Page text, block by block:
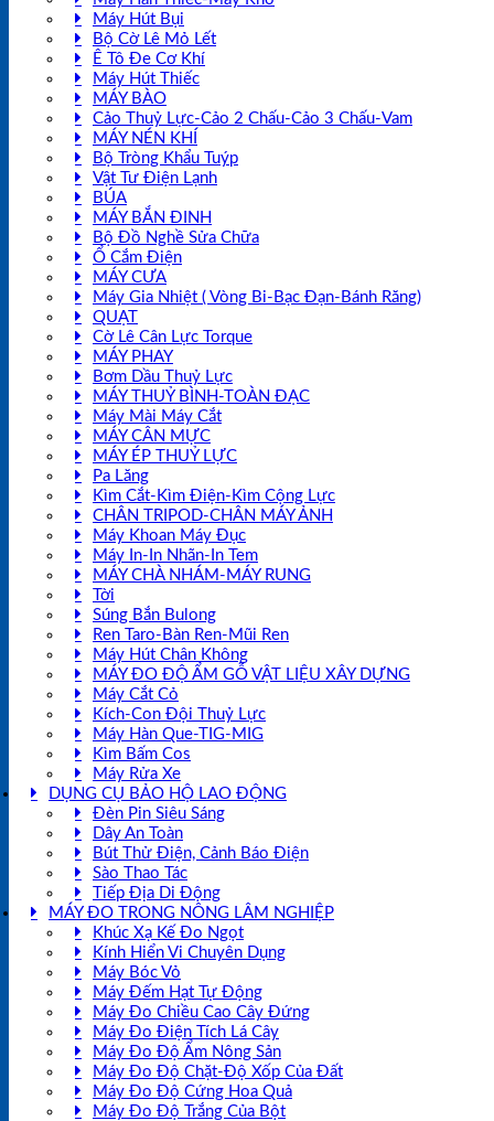
Máy Hút Bụi
Bộ Cờ Lê Mỏ Lết
Ê Tô Đe Cơ Khí
Máy Hút Thiếc
MÁY BÀO
Cảo Thuỷ Lực-Cảo 2 Chấu-Cảo 3 Chấu-Vam
MÁY NÉN KHÍ
Bộ Tròng Khẩu Tuýp
Vật Tư Điện Lạnh
BÚA
MÁY BẮN ĐINH
Bộ Đồ Nghề Sửa Chữa
Ổ Cắm Điện
MÁY CƯA
Máy Gia Nhiệt ( Vòng Bi-Bạc Đạn-Bánh Răng)
QUẠT
Cờ Lê Cân Lực Torque
MÁY PHAY
Bơm Dầu Thuỷ Lực
MÁY THUỶ BÌNH-TOÀN ĐẠC
Máy Mài Máy Cắt
MÁY CÂN MỰC
MÁY ÉP THUỶ LỰC
Pa Lăng
Kìm Cắt-Kìm Điện-Kìm Cộng Lực
CHÂN TRIPOD-CHÂN MÁY ẢNH
Máy Khoan Máy Đục
Máy In-In Nhãn-In Tem
MÁY CHÀ NHÁM-MÁY RUNG
Tời
Súng Bắn Bulong
Ren Taro-Bàn Ren-Mũi Ren
Máy Hút Chân Không
MÁY ĐO ĐỘ ẨM GỖ VẬT LIỆU XÂY DỰNG
Máy Cắt Cỏ
Kích-Con Đội Thuỷ Lực
Máy Hàn Que-TIG-MIG
Kìm Bấm Cos
Máy Rửa Xe
DỤNG CỤ BẢO HỘ LAO ĐỘNG
Đèn Pin Siêu Sáng
Dây An Toàn
Bút Thử Điện, Cảnh Báo Điện
Sào Thao Tác
Tiếp Địa Di Động
MÁY ĐO TRONG NÔNG LÂM NGHIỆP
Khúc Xạ Kế Đo Ngọt
Kính Hiển Vi Chuyên Dụng
Máy Bóc Vỏ
Máy Đếm Hạt Tự Động
Máy Đo Chiều Cao Cây Đứng
Máy Đo Điện Tích Lá Cây
Máy Đo Độ Ẩm Nông Sản
Máy Đo Độ Chặt-Độ Xốp Của Đất
Máy Đo Độ Cứng Hoa Quả
Máy Đo Độ Trắng Của Bột